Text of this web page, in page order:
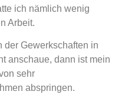
ich nämlich wenig
Arbeit.
der Gewerkschaften in
anschaue, dann ist mein
sehr
abspringen.